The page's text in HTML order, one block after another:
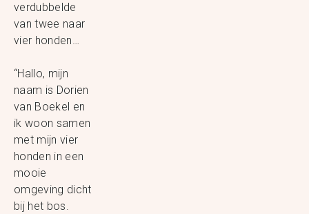
verdubbelde
van twee naar
vier honden…
“Hallo, mijn
naam is Dorien
van Boekel en
ik woon samen
met mijn vier
honden in een
mooie
omgeving dicht
bij het bos.